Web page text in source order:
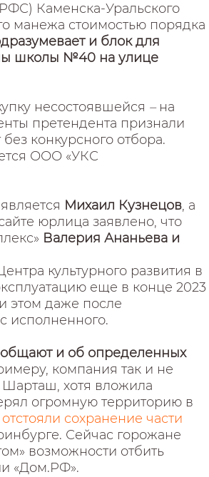
Каменска-Уральского
манежа стоимостью порядка
и блок для
школы №40 на улице
несостоявшейся –на
претендента признали
конкурсного отбора.
ООО «УКС
Михаил Кузнецов, а
юрлица заявлено, что
Валерия Ананьева и
культурного развития в
еще в конце 2023
этом даже после
исполненного.
и об определенных
компания так и не
Шарташ, хотя вложила
огромную территорию в
сохранение части
Сейчас горожане
возможности отбить
«Дом.РФ».